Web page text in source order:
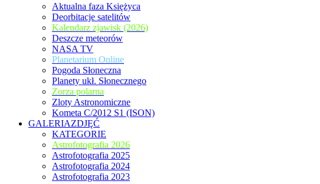
Aktualna faza Księżyca
Deorbitacje satelitów
Kalendarz zjawisk (2026)
Deszcze meteorów
NASA TV
Planetarium Online
Pogoda Słoneczna
Planety ukł. Słonecznego
Zorza polarna
Zloty Astronomiczne
Kometa C/2012 S1 (ISON)
GALERIAZDJĘĆ
KATEGORIE
Astrofotografia 2026
Astrofotografia 2025
Astrofotografia 2024
Astrofotografia 2023